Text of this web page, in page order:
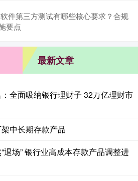
件第三方测试有哪些核心要求？合规
要点
最新文章
全面吸纳银行理财子 32万亿理财市
中长期存款产品
退场” 银行业高成本存款产品调整进